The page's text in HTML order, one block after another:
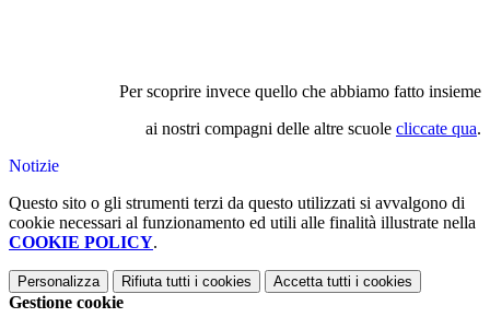
Per scoprire invece quello che abbiamo fatto insieme
ai nostri compagni delle altre scuole cliccate qua.
Notizie
Questo sito o gli strumenti terzi da questo utilizzati si avvalgono di
cookie necessari al funzionamento ed utili alle finalità illustrate nella
COOKIE POLICY.
Personalizza Rifiuta tutti i cookies Accetta tutti i cookies
Gestione cookie